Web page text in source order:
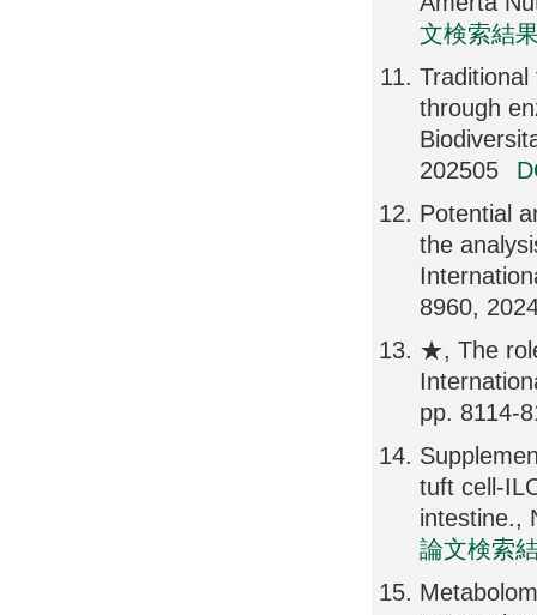
文検索結
through
202505
Potential
the
8960,
★, The
pp. 8114-
tuft cell-
intestine.,
論文検索